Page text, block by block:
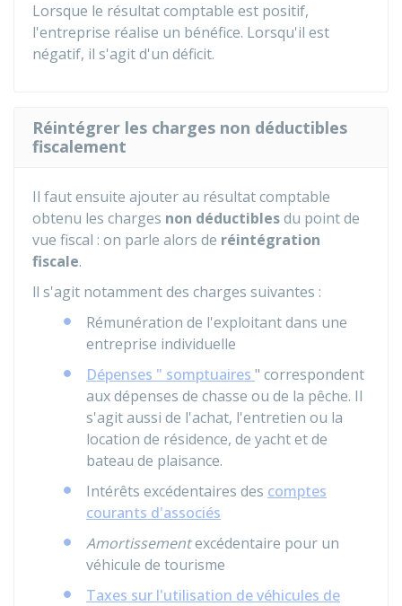
Lorsque le résultat comptable est positif,
l'entreprise réalise un bénéfice. Lorsqu'il est
négatif, il s'agit d'un déficit.
Réintégrer les charges non déductibles
fiscalement
Il faut ensuite ajouter au résultat comptable
obtenu les charges non déductiblesdu point de
vue fiscal : on parle alors de réintégration
fiscale.
ll s'agit notamment des charges suivantes :
Rémunération de l'exploitant dans une
entreprise individuelle
Dépenses " somptuaires " correspondent
aux dépenses de chasse ou de la pêche. Il
s'agit aussi de l'achat, l'entretien ou la
location de résidence, de yacht et de
bateau de plaisance.
Intérêts excédentaires des comptes
courants d'associés
Amortissementexcédentaire pour un
véhicule de tourisme
Taxes sur l'utilisation de véhicules de